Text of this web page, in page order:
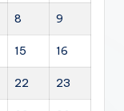
8 9
15 16
22 23